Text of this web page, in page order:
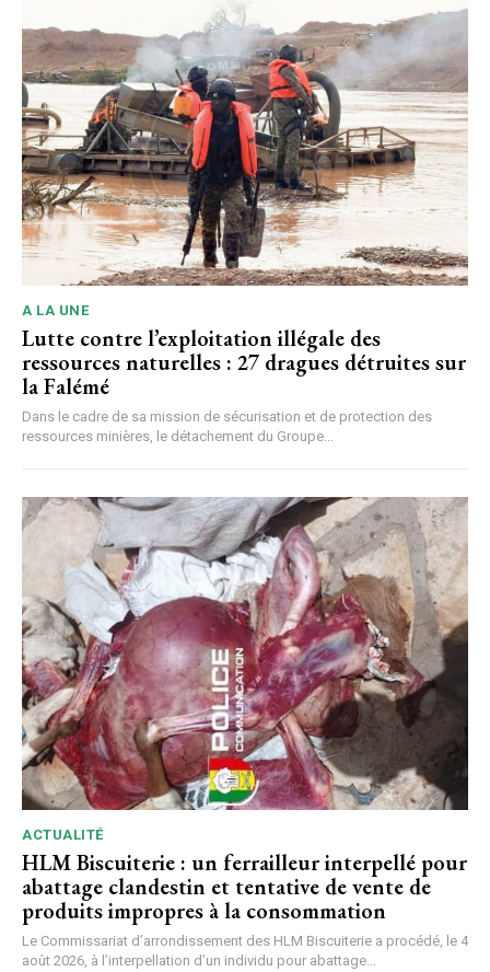
A LA UNE
Lutte contre l’exploitation illégale des
ressources naturelles : 27 dragues détruites sur
la Falémé
Dans le cadre de sa mission de sécurisation et de protection des
ressources minières, le détachement du Groupe...
ACTUALITÉ
HLM Biscuiterie : un ferrailleur interpellé pour
abattage clandestin et tentative de vente de
produits impropres à la consommation
Le Commissariat d’arrondissement des HLM Biscuiterie a procédé, le 4
août 2026, à l’interpellation d’un individu pour abattage...